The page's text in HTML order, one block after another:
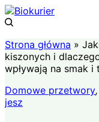
Strona główna »
kiszonych i
wpływają na smak i
Domowe przetwory,
jesz